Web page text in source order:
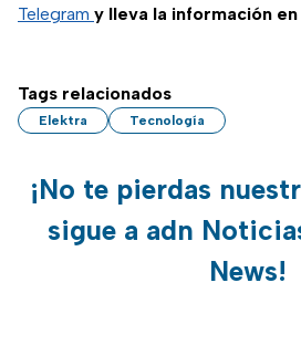
Telegram y lleva la información
Tags relacionados
Elektra Tecnología
¡No te pierdas
sigue a adn
News!